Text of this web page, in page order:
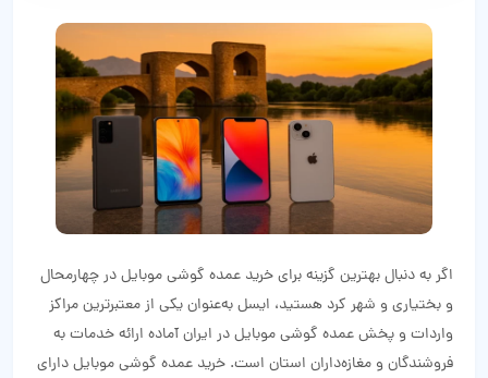
اگر به دنبال بهترین گزینه برای خرید عمده گوشی موبایل در چهارمحال‌
و‌ بختیاری و شهر کرد هستید، ایسل به‌عنوان یکی از معتبرترین مراکز
واردات و پخش عمده گوشی موبایل در ایران آماده ارائه خدمات به
فروشندگان و مغازه‌داران استان است. خرید عمده گوشی موبایل دارای